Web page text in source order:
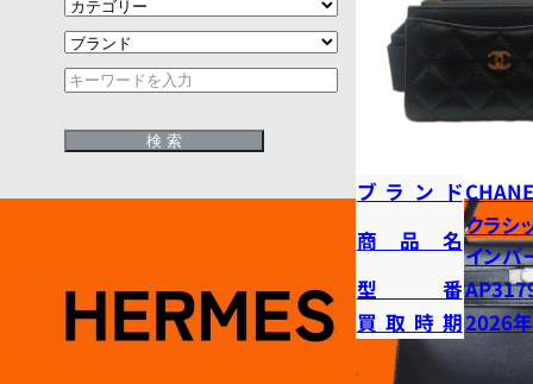
ブランド
商品名
クラシ
インパ
型番
買取時期2026